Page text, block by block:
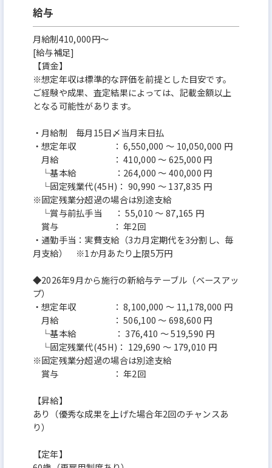
給与
月給制410,000円～
[給与補足]
【賃金】
※想定年収は標準的な評価を前提とした目安です。
ご経験や成果、査定結果によっては、記載金額以上
となる可能性があります。
・月給制 毎月15日〆当月末日払
・想定年収 ： 6,550,000 ～ 10,050,000 円
月給 ： 410,000 ～ 625,000 円
└基本給 ：264,000 ～ 400,000 円
└固定残業代(45H)： 90,990 ～ 137,835 円
※固定残業分超過の場合は別途支給
└賞与前払手当 ： 55,010 ～ 87,165 円
賞与 ： 年2回
・通勤手当：実費支給（3カ月定期代を3分割し、毎
月支給） ※1か月あたり上限5万円
◆2026年9月から施行の新給与テーブル（ベースアッ
プ）
・想定年収 ： 8,100,000 ～ 11,178,000 円
月給 ： 506,100 ～ 698,600 円
└基本給 ： 376,410 ～ 519,590 円
└固定残業代(45H)： 129,690 ～ 179,010 円
※固定残業分超過の場合は別途支給
賞与 ： 年2回
【昇給】
あり（優秀な成果を上げた場合年2回のチャンスあ
り）
【定年】